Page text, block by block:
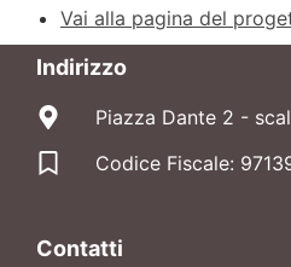
Vai alla pagina del
Indirizzo
Piazza Dante 2 -
Codice Fiscale:
Contatti